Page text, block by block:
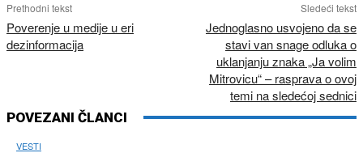
Prethodni tekst
Poverenje u medije u eri
dezinformacija
Sledeći tekst
Jednoglasno usvojeno da se
stavi van snage odluka o
uklanjanju znaka „Ja volim
Mitrovicu“ – rasprava o ovoj
temi na sledećoj sednici
POVEZANI ČLANCI
VESTI